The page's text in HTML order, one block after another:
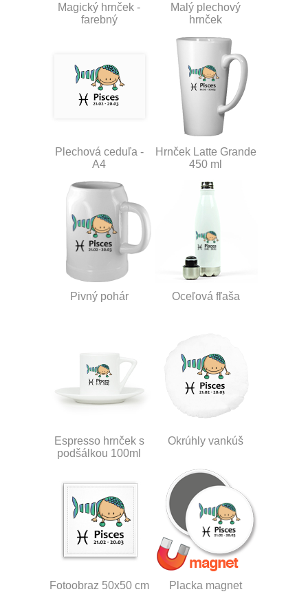
Magický hrnček -
farebný
Malý plechový
hrnček
Plechová ceduľa -
A4
Hrnček Latte Grande
450 ml
Pivný pohár Oceľová fľaša
Espresso hrnček s
podšálkou 100ml
Okrúhly vankúš
Fotoobraz 50x50 cm Placka magnet